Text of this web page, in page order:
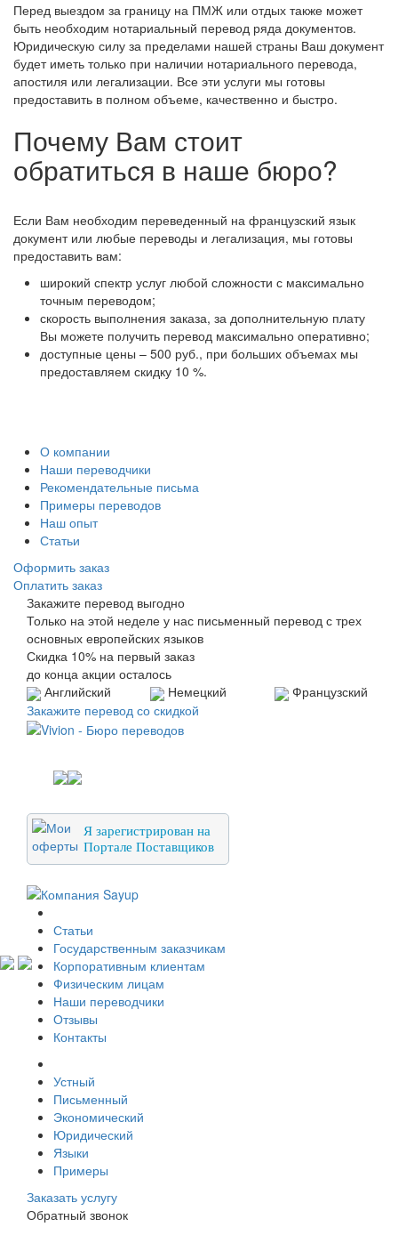
Перед выездом за границу на ПМЖ или отдых также может
быть необходим нотариальный перевод ряда документов.
Юридическую силу за пределами нашей страны Ваш документ
будет иметь только при наличии нотариального перевода,
апостиля или легализации. Все эти услуги мы готовы
предоставить в полном объеме, качественно и быстро.
Почему Вам стоит
обратиться в наше бюро?
Если Вам необходим переведенный на французский язык
документ или любые переводы и легализация, мы готовы
предоставить вам:
широкий спектр услуг любой сложности с максимально
точным переводом;
скорость выполнения заказа, за дополнительную плату
Вы можете получить перевод максимально оперативно;
доступные цены – 500 руб., при больших объемах мы
предоставляем скидку 10 %.
О компании
Наши переводчики
Рекомендательные письма
Примеры переводов
Наш опыт
Статьи
Оформить заказ
Оплатить заказ
Закажите перевод выгодно
Только на этой неделе у нас письменный перевод с трех
основных европейских языков
Скидка 10% на первый заказ
до конца акции осталось
Английский
Немецкий
Французский
Закажите перевод со скидкой
Я зарегистрирован на
Портале Поставщиков
Статьи
Государственным заказчикам
Корпоративным клиентам
Физическим лицам
Наши переводчики
Отзывы
Контакты
Устный
Письменный
Экономический
Юридический
Языки
Примеры
Заказать услугу
Обратный звонок